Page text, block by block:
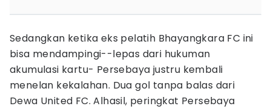
Sedangkan ketika eks pelatih Bhayangkara FC ini
bisa mendampingi--lepas dari hukuman
akumulasi kartu- Persebaya justru kembali
menelan kekalahan. Dua gol tanpa balas dari
Dewa United FC. Alhasil, peringkat Persebaya